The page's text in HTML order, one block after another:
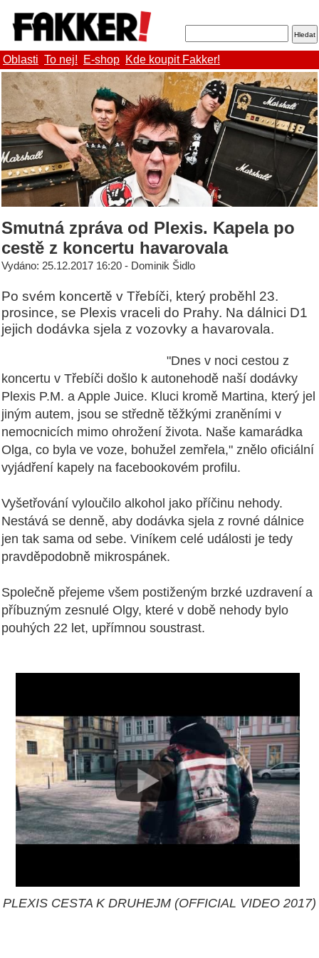
Oblasti To nej! E-shop Kde koupit Fakker!
Smutná zpráva od Plexis. Kapela po
cestě z koncertu havarovala
Vydáno: 25.12.2017 16:20 - Dominik Šidlo
Po svém koncertě v Třebíči, který proběhl 23.
prosince, se Plexis vraceli do Prahy. Na dálnici D1
jejich dodávka sjela z vozovky a havarovala.
"Dnes v noci cestou z
koncertu v Třebíči došlo k autonehodě naší dodávky
Plexis P.M. a Apple Juice. Kluci kromě Martina, který jel
jiným autem, jsou se středně těžkými zraněními v
nemocnicích mimo ohrožení života. Naše kamarádka
Olga, co byla ve voze, bohužel zemřela," znělo oficiální
vyjádření kapely na facebookovém profilu.
Vyšetřování vyloučilo alkohol jako příčinu nehody.
Nestává se denně, aby dodávka sjela z rovné dálnice
jen tak sama od sebe. Viníkem celé události je tedy
pravděpodobně mikrospánek.
Společně přejeme všem postiženým brzké uzdravení a
příbuzným zesnulé Olgy, které v době nehody bylo
pouhých 22 let, upřímnou soustrast.
PLEXIS CESTA K DRUHEJM (OFFICIAL VIDEO 2017)